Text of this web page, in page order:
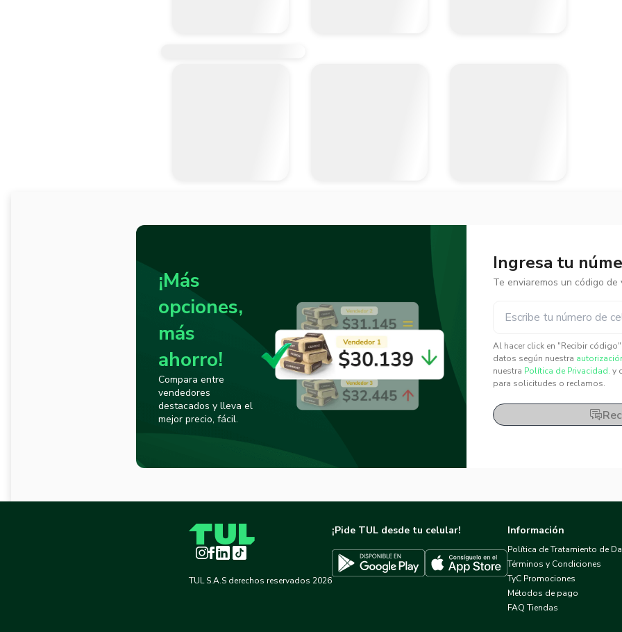
¡Más
opciones,
más
ahorro!
Compara entre
vendedores
destacados y lleva el
mejor precio, fácil.
Ingresa tu
Te enviaremos un código de
Al hacer click en "Recibir
datos según nuestra
nuestra Política de Privacidad. y
para solicitudes o reclamos.
Instagram
Facebook
LinkedInTikTok
TUL S.A.S derechos reservados 2026
¡Pide TUL desde tu celular!
Descargar TUL en Google PlayDescargar TUL en App Store
Información
Política de Tratamiento de
Términos y Condiciones
TyC Promociones
Métodos de pago
FAQ Tiendas